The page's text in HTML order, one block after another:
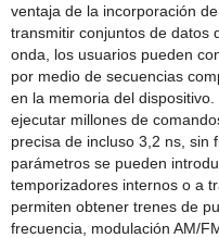
ventaja de la incorporación
transmitir conjuntos de datos
onda, los usuarios pueden
por medio de secuencias
en la memoria del
ejecutar millones de
precisa de incluso 3,2 ns, sin
parámetros se pueden
temporizadores internos o a
permiten obtener trenes de
frecuencia, modulación AM/